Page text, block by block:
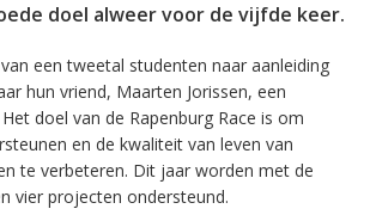
doel alweer voor de vijfde keer.
een tweetal studenten naar aanleiding
hun vriend, Maarten Jorissen, een
doel van de Rapenburg Race is om
en de kwaliteit van leven van
te verbeteren. Dit jaar worden met de
vier projecten ondersteund.